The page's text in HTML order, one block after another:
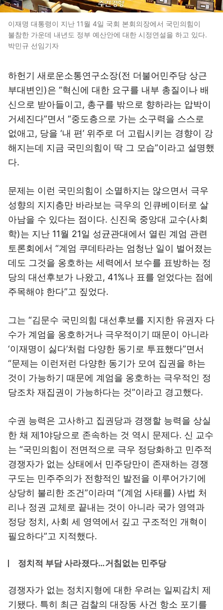
이재명 대통령이 지난 11월 4일 국회 본회의장에서 국민의힘이
불참한 가운데 내년도 정부 예산안에 대한 시정연설을 하고 있다.
박민규 선임기자
하헌기 새로운소통연구소장(전 더불어민주당 상근
부대변인)은 “혁신에 대한 요구를 내부 총질이나 배
신으로 받아들이고, 총구를 밖으로 향하라는 압박이
거세진다”면서 “중도층으로 가는 소구력을 스스로
없애고, 당을 ‘내 편’ 위주로 더 고립시키는 경향이 강
해지는데 지금 국민의힘이 딱 그 모습”이라고 설명했
다.
문제는 이런 국민의힘이 소멸하지는 않으면서 극우
성향의 지지층만 바라보는 극우의 인큐베이터로 살
아남을 수 있다는 점이다. 신진욱 중앙대 교수(사회
학)는 지난 11월 21일 성균관대에서 열린 계엄 관련
토론회에서 “계엄 쿠데타라는 엄청난 일이 벌어졌는
데도 그것을 옹호하는 세력에서 보수를 표방하는 정
당의 대선후보가 나왔고, 41%나 표를 얻었다는 점에
주목해야 한다”고 짚었다.
그는 “김문수 국민의힘 대선후보를 지지한 유권자 다
수가 계엄을 옹호하거나 극우적이기 때문이 아니라
‘이재명이 싫다’처럼 다양한 동기로 투표했다”면서
“문제는 이런저런 다양한 동기가 모여 집권을 하는
것이 가능하기 때문에 계엄을 옹호하는 극우적인 정
당조차 재집권이 가능하다는 것”이라고 경고했다.
수권 능력은 고사하고 집권당과 경쟁할 능력을 상실
한 채 제1야당으로 존속하는 것 역시 문제다. 신 교수
는 “국민의힘이 전면적으로 극우 정당화하고 민주적
경쟁자가 없는 상태에서 민주당만이 존재하는 경쟁
구도는 민주주의가 전향적인 발전을 이루어가기에
상당히 불리한 조건”이라며 “(계엄 사태를) 사법 처
리나 정권 교체로 끝내는 것이 아니라 국가 영역과
정당 정치, 사회 세 영역에서 깊고 구조적인 개혁이
필요하다”고 지적했다.
정치적 부담 사라졌다…거침없는 민주당
경쟁자가 없는 정치지형에 대한 우려는 일찌감치 제
기됐다. 특히 최근 검찰의 대장동 사건 항소 포기를